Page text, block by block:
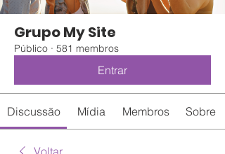
Grupo My Site
Público · 581 membros
Entrar
Discussão Mídia Membros Sobre
Voltar